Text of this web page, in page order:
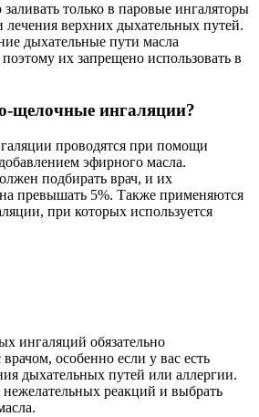
только в паровые ингаляторы
верхних дыхательных путей.
дыхательные пути масла
их запрещено использовать в
щелочные ингаляции?
проводятся при помощи
эфирного масла.
подбирать врач, и их
превышать 5%. Также применяются
при которых используется
ингаляций обязательно
особенно если у вас есть
дыхательных путей или аллергии.
реакций и выбрать